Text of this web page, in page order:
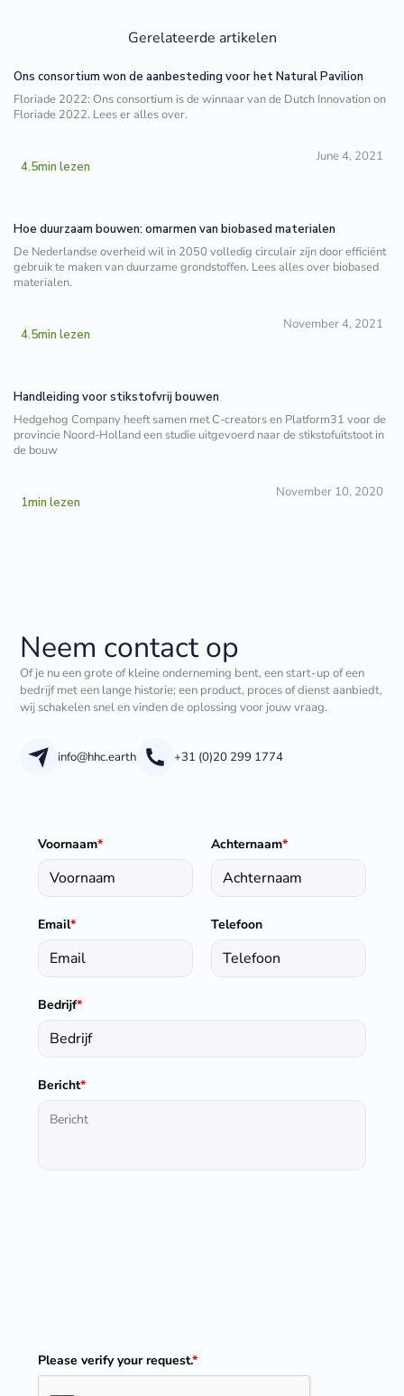
Gerelateerde artikelen
Ons consortium won de aanbesteding voor het Natural Pavilion
Floriade 2022: Ons consortium is de winnaar van de Dutch Innovation on
Floriade 2022. Lees er alles over.
4.5min lezen
June 4, 2021
Hoe duurzaam bouwen: omarmen van biobased materialen
De Nederlandse overheid wil in 2050 volledig circulair zijn door efficiënt
gebruik te maken van duurzame grondstoffen. Lees alles over biobased
materialen.
4.5min lezen
November 4, 2021
Handleiding voor stikstofvrij bouwen
Hedgehog Company heeft samen met C-creators en Platform31 voor de
provincie Noord-Holland een studie uitgevoerd naar de stikstofuitstoot in
de bouw
1min lezen
November 10, 2020
Neem contact op
Of je nu een grote of kleine onderneming bent, een start-up of een
bedrijf met een lange historie; een product, proces of dienst aanbiedt,
wij schakelen snel en vinden de oplossing voor jouw vraag.
info@hhc.earth +31 (0)20 299 1774
Voornaam* Achternaam*
Email* Telefoon
Bedrijf*
Bericht*
Please verify your request.*